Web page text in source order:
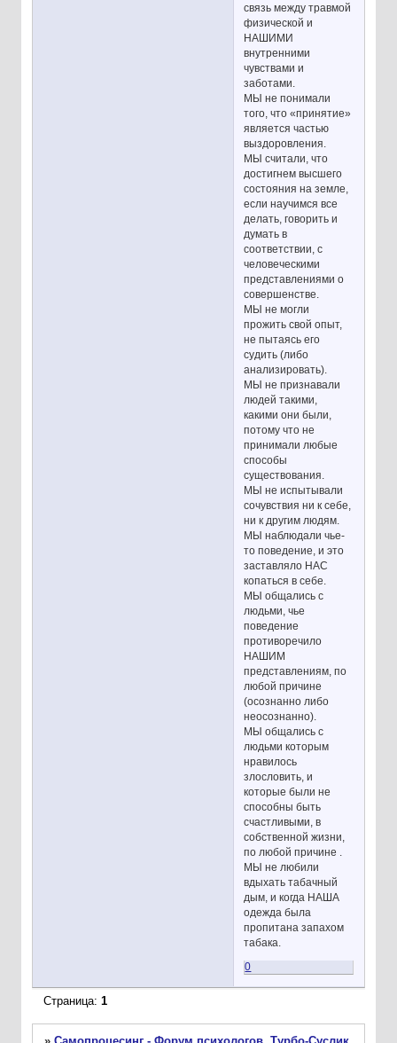
связь между травмой
физической и
НАШИМИ
внутренними
чувствами и
заботами.
МЫ не понимали
того, что «принятие»
является частью
выздоровления.
МЫ считали, что
достигнем высшего
состояния на земле,
если научимся все
делать, говорить и
думать в
соответствии, с
человеческими
представлениями о
совершенстве.
МЫ не могли
прожить свой опыт,
не пытаясь его
судить (либо
анализировать).
МЫ не признавали
людей такими,
какими они были,
потому что не
принимали любые
способы
существования.
МЫ не испытывали
сочувствия ни к себе,
ни к другим людям.
МЫ наблюдали чье-
то поведение, и это
заставляло НАС
копаться в себе.
МЫ общались с
людьми, чье
поведение
противоречило
НАШИМ
представлениям, по
любой причине
(осознанно либо
неосознанно).
МЫ общались с
людьми которым
нравилось
злословить, и
которые были не
способны быть
счастливыми, в
собственной жизни,
по любой причине .
МЫ не любили
вдыхать табачный
дым, и когда НАША
одежда была
пропитана запахом
табака.
0
Страница: 1